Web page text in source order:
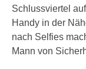
Schlussviertel
Handy in der
nach Selfies
Mann von